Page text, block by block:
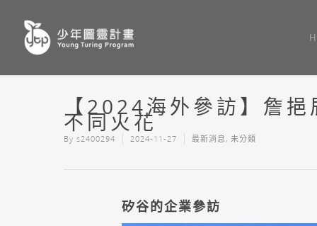
【2024海外參訪】詹
不同火花
By s2400294 2024-11-27 最新消息, 未分類
矽谷的企業參訪